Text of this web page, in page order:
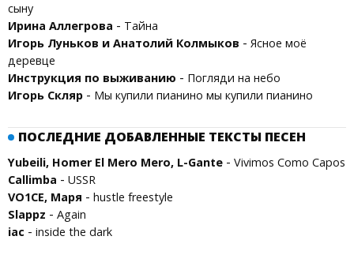
сыну
Ирина Аллегрова - Тайна
Игорь Луньков и Анатолий Колмыков - Ясное моё
деревце
Инструкция по выживанию - Погляди на небо
Игорь Скляр - Мы купили пианино мы купили пианино
ПОСЛЕДНИЕ ДОБАВЛЕННЫЕ ТЕКСТЫ ПЕСЕН
Yubeili, Homer El Mero Mero, L-Gante - Vivimos Como Capos
Callimba - USSR
VO1CE, Маря - hustle freestyle
Slappz - Again
iac - inside the dark